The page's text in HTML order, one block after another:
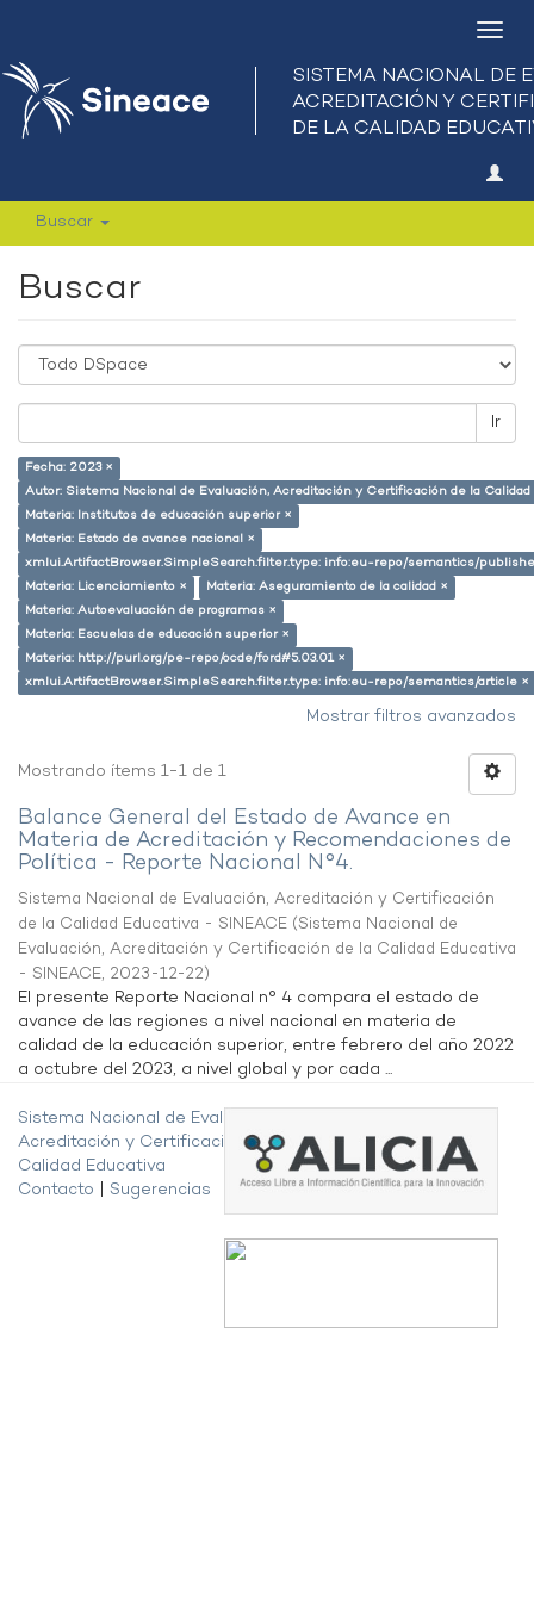
Buscar
Buscar
Ir
Fecha: 2023 ×
Autor: Sistema Nacional de Evaluación, Acreditación y Certificación de la
Materia: Institutos de educación superior ×
Materia: Estado de avance nacional ×
xmlui.ArtifactBrowser.SimpleSearch.filter.type: info:eu-repo/semantics/
Materia: Licenciamiento ×
Materia: Aseguramiento de la calidad ×
Materia: Autoevaluación de programas ×
Materia: Escuelas de educación superior ×
Materia: http://purl.org/pe-repo/ocde/ford#5.03.01 ×
xmlui.ArtifactBrowser.SimpleSearch.filter.type: info:eu-repo/semantics/article ×
Mostrar filtros avanzados
Mostrando ítems 1-1 de 1
Balance General del Estado de Avance en
Materia de Acreditación y Recomendaciones de
Política - Reporte Nacional N°4.
Sistema Nacional de Evaluación, Acreditación y Certificación
de la Calidad Educativa - SINEACE (Sistema Nacional de
Evaluación, Acreditación y Certificación de la Calidad Educativa
- SINEACE, 2023-12-22)
El presente Reporte Nacional n° 4 compara el estado de
avance de las regiones a nivel nacional en materia de
calidad de la educación superior, entre febrero del año 2022
a octubre del 2023, a nivel global y por cada ...
Sistema Nacional de Evaluación,
Acreditación y Certificación de la
Calidad Educativa
Contacto
Sugerencias